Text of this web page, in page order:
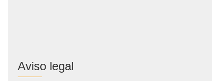
Aviso legal